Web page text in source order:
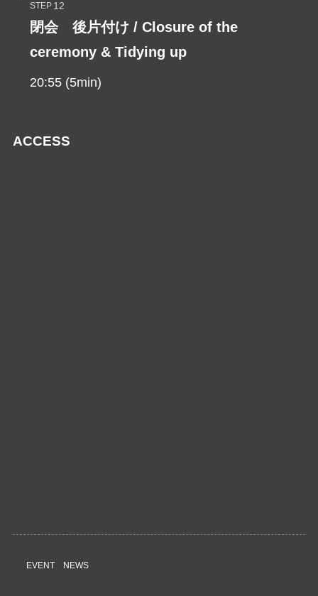
STEP
閉会 後片付け / Closure of the
ceremony & Tidying up
20:55 (5min)
ACCESS
EVENT NEWS